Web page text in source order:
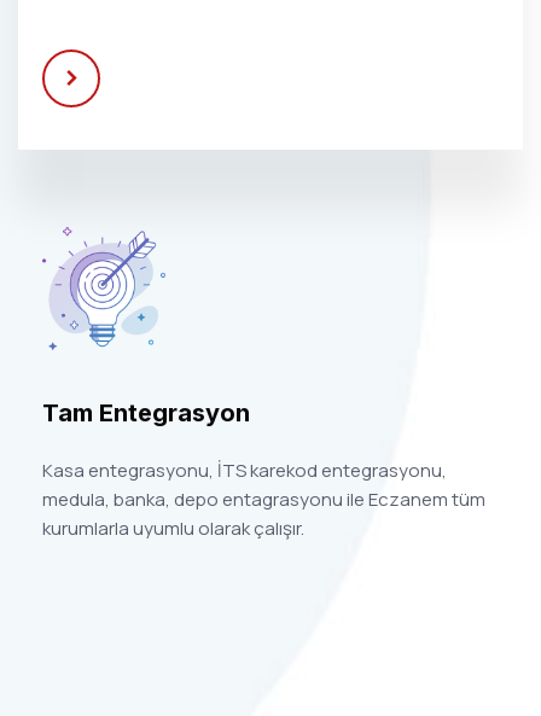
Tam Entegrasyon
Kasa entegrasyonu, İTS karekod entegrasyonu,
medula, banka, depo entagrasyonu ile Eczanem tüm
kurumlarla uyumlu olarak çalışır.